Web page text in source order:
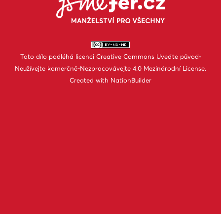
Toto dílo podléhá licenci Creative Commons Uveďte původ-
Neužívejte komerčně-Nezpracovávejte 4.0 Mezinárodní License.
Created with NationBuilder